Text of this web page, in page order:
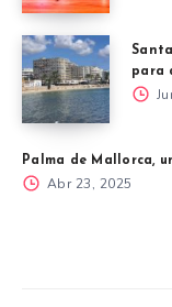
para
Palma de Mallorca,
Abr 23, 2025